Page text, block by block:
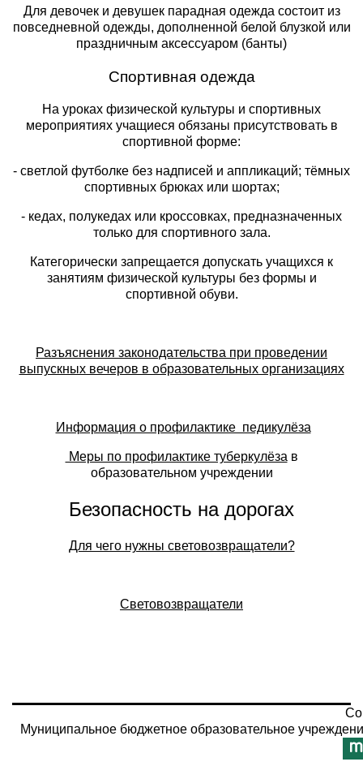
Для девочек и девушек парадная одежда состоит из
повседневной одежды, дополненной белой блузкой или
праздничным аксессуаром (банты)
Спортивная одежда
На уроках физической культуры и спортивных
мероприятиях учащиеся обязаны присутствовать в
спортивной форме:
- светлой футболке без надписей и аппликаций; тёмных
спортивных брюках или шортах;
- кедах, полукедах или кроссовках, предназначенных
только для спортивного зала.
Категорически запрещается допускать учащихся к
занятиям физической культуры без формы и
спортивной обуви.
Разъяснения законодательства при проведении
выпускных вечеров в образовательных организациях
Информация о профилактике педикулёза
Меры по профилактике туберкулёза в
образовательном учреждении
Безопасность на дорогах
Для чего нужны световозвращатели?
Световозвращатели
Муниципальное бюджетное образовательное